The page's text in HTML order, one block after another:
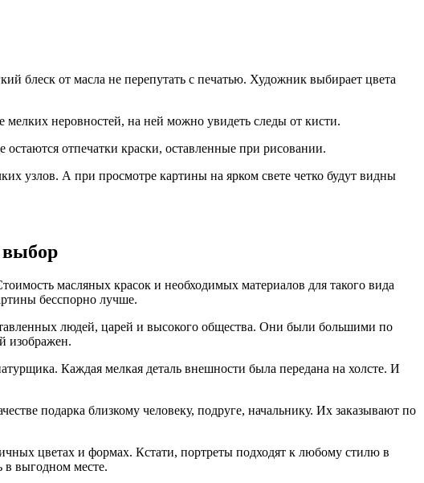
блеск от масла не перепутать с печатью. Художник выбирает цвета
мелких неровностей, на ней можно увидеть следы от кисти.
отпечатки краски, оставленные при рисовании.
узлов. А при просмотре картины на ярком свете четко будут видны
масляных красок и необходимых материалов для такого вида
бесспорно лучше.
людей, царей и высокого общества. Они были большими по
изображен.
Каждая мелкая деталь внешности была передана на холсте. И
подарка близкому человеку, подруге, начальнику. Их заказывают по
цветах и формах. Кстати, портреты подходят к любому стилю в
в выгодном месте.